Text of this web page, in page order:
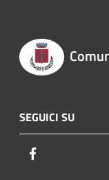
SEGUICI SU